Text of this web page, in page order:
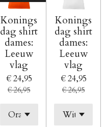
Konings
dag shirt
dames:
Leeuw
vlag
€ 24,95
€ 26,95
Konings
dag shirt
dames:
Leeuw
vlag
€ 24,95
€ 26,95